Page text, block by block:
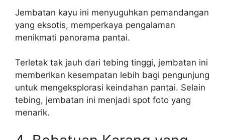
Jembatan kayu ini menyuguhkan pemandangan
yang eksotis, memperkaya pengalaman
menikmati panorama pantai.
Terletak tak jauh dari tebing tinggi, jembatan ini
memberikan kesempatan lebih bagi pengunjung
untuk mengeksplorasi keindahan pantai. Selain
tebing, jembatan ini menjadi spot foto yang
menarik.